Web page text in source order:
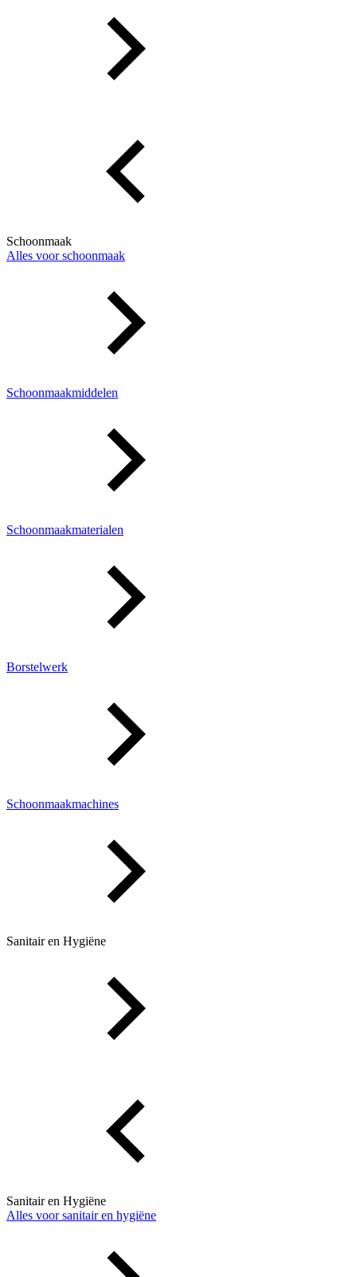
Schoonmaak
Alles voor schoonmaak
Schoonmaakmiddelen
Schoonmaakmaterialen
Borstelwerk
Schoonmaakmachines
Sanitair en Hygiëne
Sanitair en Hygiëne
Alles voor sanitair en hygiëne